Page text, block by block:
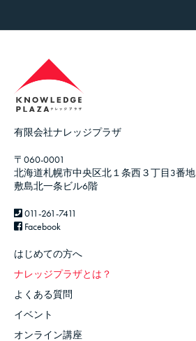
有限会社ナレッジプラザ
〒060-0001
北海道札幌市中央区北１条西３丁目3番地
敷島北一条ビル6階
011-261-7411
Facebook
はじめての方へ
ナレッジプラザとは？
よくある質問
イベント
オンライン講座